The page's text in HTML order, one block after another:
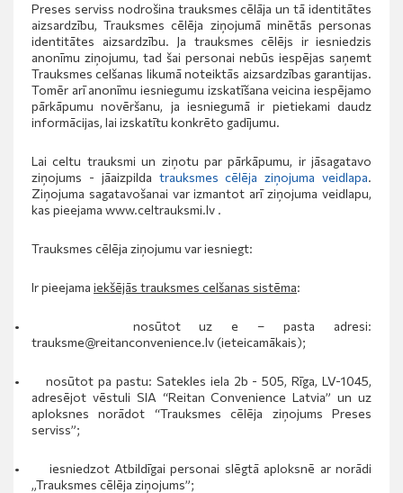
Preses serviss nodrošina trauksmes cēlāja un tā identitātes
aizsardzību, Trauksmes cēlēja ziņojumā minētās personas
identitātes aizsardzību. Ja trauksmes cēlējs ir iesniedzis
anonīmu ziņojumu, tad šai personai nebūs iespējas saņemt
Trauksmes celšanas likumā noteiktās aizsardzības garantijas.
Tomēr arī anonīmu iesniegumu izskatīšana veicina iespējamo
pārkāpumu novēršanu, ja iesniegumā ir pietiekami daudz
informācijas, lai izskatītu konkrēto gadījumu.
Lai celtu trauksmi un ziņotu par pārkāpumu, ir jāsagatavo
ziņojums - jāaizpilda trauksmes cēlēja ziņojuma veidlapa.
Ziņojuma sagatavošanai var izmantot arī ziņojuma veidlapu,
kas pieejama www.celtrauksmi.lv .
Trauksmes cēlēja ziņojumu var iesniegt:
Ir pieejama iekšējās trauksmes celšanas sistēma:
•
nosūtot uz e – pasta adresi:
trauksme@reitanconvenience.lv(ieteicamākais);
•
nosūtot pa pastu: Satekles iela 2b - 505, Rīga, LV-1045,
adresējot vēstuli SIA “Reitan Convenience Latvia” un uz
aploksnes norādot “Trauksmes cēlēja ziņojums Preses
serviss”;
• iesniedzot Atbildīgai personai slēgtā aploksnē ar norādi
„Trauksmes cēlēja ziņojums”;